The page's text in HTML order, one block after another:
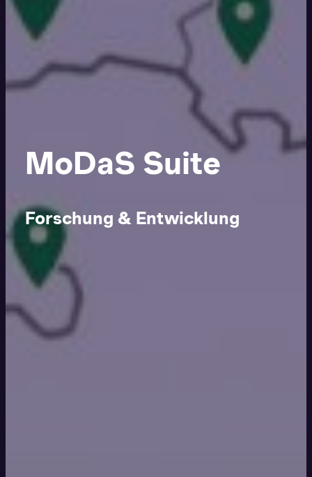
MoDaS Suite
Forschung & Entwicklung